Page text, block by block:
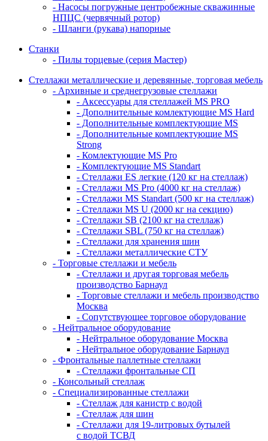
- Насосы погружные центробежные скважинные
НПЦС (червячный ротор)
- Шланги (рукава) напорные
Станки
- Пилы торцевые (серия Мастер)
Стеллажи металлические и деревянные, торговая мебель
- Архивные и среднегрузовые стеллажи
- Аксессуары для стеллажей MS PRO
- Дополнительные комлектующие MS Hard
- Дополнительные комплектующие MS
- Дополнительные комплектующие MS
Strong
- Комлектующие MS Pro
- Комплектующие MS Standart
- Стеллажи ES легкие (120 кг на стеллаж)
- Стеллажи MS Pro (4000 кг на стеллаж)
- Стеллажи MS Standart (500 кг на стеллаж)
- Стеллажи MS U (2000 кг на секцию)
- Стеллажи SB (2100 кг на стеллаж)
- Стеллажи SBL (750 кг на стеллаж)
- Стеллажи для хранения шин
- Стеллажи металлические СТУ
- Торговые стеллажи и мебель
- Стеллажи и другая торговая мебель
производство Барнаул
- Торговые стеллажи и мебель производство
Москва
- Сопутствующее торговое оборудование
- Нейтральное оборудование
- Нейтральное оборудование Москва
- Нейтральное оборудование Барнаул
- Фронтальные паллетные стеллажи
- Стеллажи фронтальные СП
- Консольный стеллаж
- Специализированные стеллажи
- Стеллаж для канистр с водой
- Стеллаж для шин
- Стеллажи для 19-литровых бутылей
с водой ТСВД